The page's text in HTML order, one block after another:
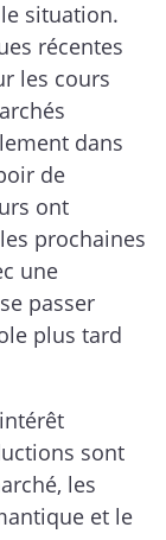
situation.
récentes
les cours
dans
de
ont
prochaines
une
passer
plus tard
sont
les
et le